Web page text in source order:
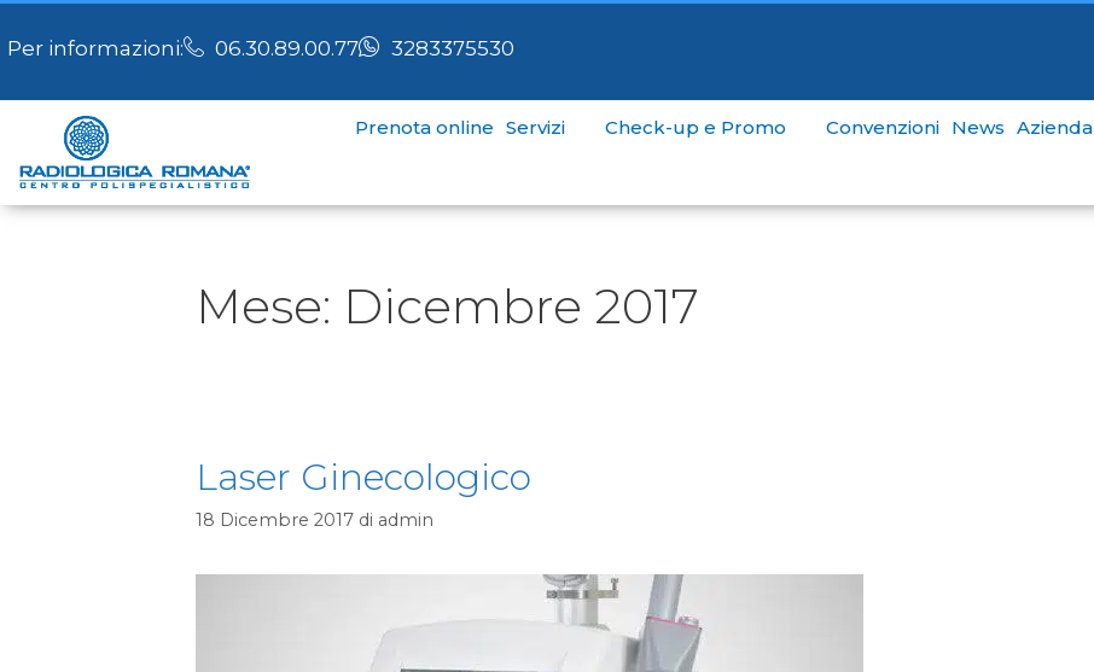
Per informazioni: 06.30.89.00.77 3283375530
Prenota online Servizi Check-up e Promo Convenzioni News Azienda
Mese: Dicembre 2017
Laser Ginecologico
18 Dicembre 2017 di admin